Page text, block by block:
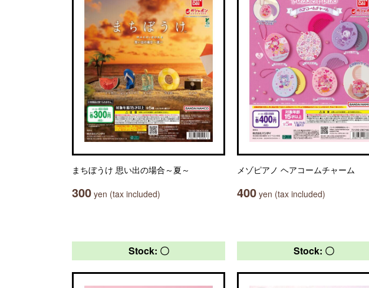
まちぼうけ 思い出の場合～夏～
300 yen (tax included)
メゾピアノ ヘアコームチャーム
400 yen (tax included)
Stock: 〇 Stock: 〇